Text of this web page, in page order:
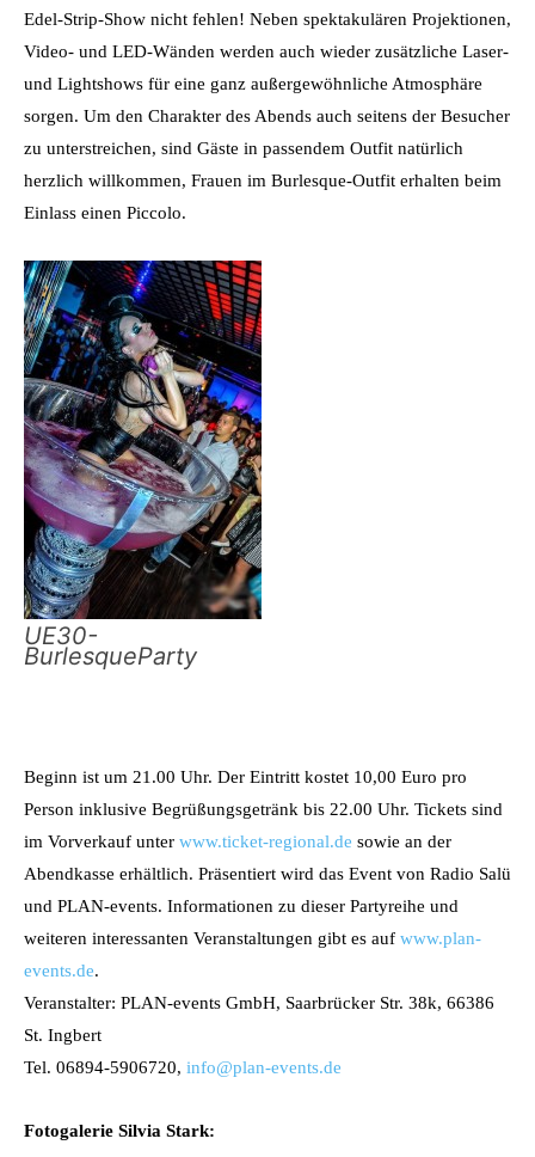
Edel-Strip-Show nicht fehlen! Neben spektakulären Projektionen,
Video- und LED-Wänden werden auch wieder zusätzliche Laser-
und Lightshows für eine ganz außergewöhnliche Atmosphäre
sorgen. Um den Charakter des Abends auch seitens der Besucher
zu unterstreichen, sind Gäste in passendem Outfit natürlich
herzlich willkommen, Frauen im Burlesque-Outfit erhalten beim
Einlass einen Piccolo.
UE30-
BurlesqueParty
Beginn ist um 21.00 Uhr. Der Eintritt kostet 10,00 Euro pro
Person inklusive Begrüßungsgetränk bis 22.00 Uhr. Tickets sind
im Vorverkauf unter www.ticket-regional.de sowie an der
Abendkasse erhältlich. Präsentiert wird das Event von Radio Salü
und PLAN-events. Informationen zu dieser Partyreihe und
weiteren interessanten Veranstaltungen gibt es auf www.plan-
events.de.
Veranstalter: PLAN-events GmbH, Saarbrücker Str. 38k, 66386
St. Ingbert
Tel. 06894-5906720, info@plan-events.de
Fotogalerie Silvia Stark: